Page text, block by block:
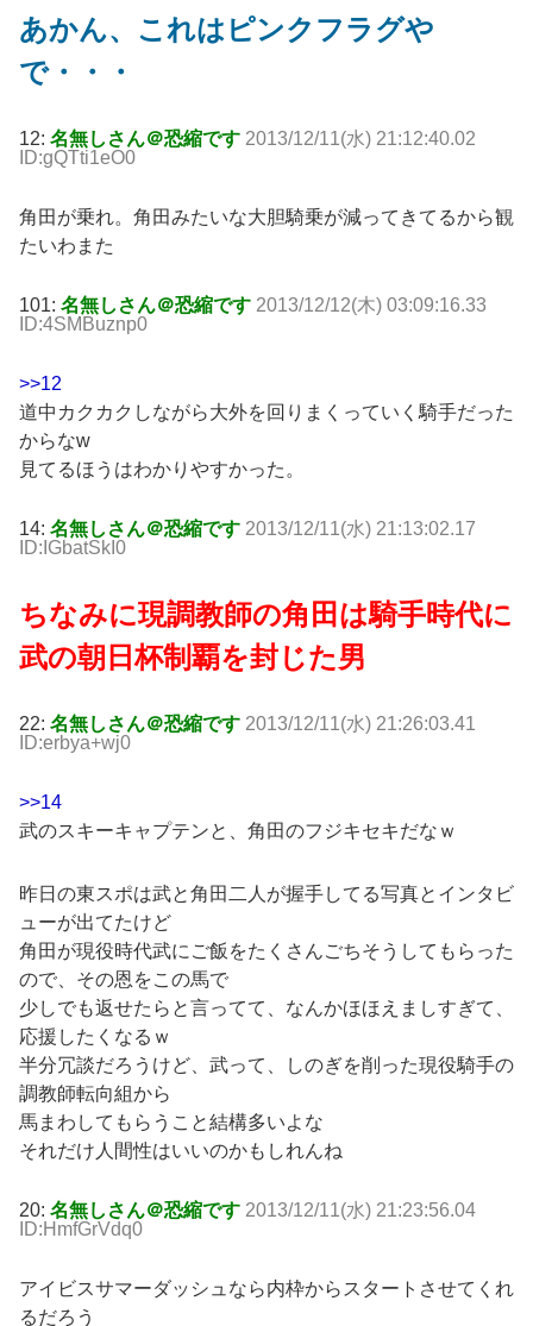
あかん、これはピンクフラグや
で・・・
12: 名無しさん＠恐縮です 2013/12/11(水) 21:12:40.02
ID:gQTti1eO0
角田が乗れ。角田みたいな大胆騎乗が減ってきてるから観
たいわまた
101: 名無しさん＠恐縮です 2013/12/12(木) 03:09:16.33
ID:4SMBuznp0
>>12
道中カクカクしながら大外を回りまくっていく騎手だった
からなw
見てるほうはわかりやすかった。
14: 名無しさん＠恐縮です 2013/12/11(水) 21:13:02.17
ID:IGbatSkI0
ちなみに現調教師の角田は騎手時代に
武の朝日杯制覇を封じた男
22: 名無しさん＠恐縮です 2013/12/11(水) 21:26:03.41
ID:erbya+wj0
>>14
武のスキーキャプテンと、角田のフジキセキだなｗ
昨日の東スポは武と角田二人が握手してる写真とインタビ
ューが出てたけど
角田が現役時代武にご飯をたくさんごちそうしてもらった
ので、その恩をこの馬で
少しでも返せたらと言ってて、なんかほほえましすぎて、
応援したくなるｗ
半分冗談だろうけど、武って、しのぎを削った現役騎手の
調教師転向組から
馬まわしてもらうこと結構多いよな
それだけ人間性はいいのかもしれんね
20: 名無しさん＠恐縮です 2013/12/11(水) 21:23:56.04
ID:HmfGrVdq0
アイビスサマーダッシュなら内枠からスタートさせてくれ
るだろう